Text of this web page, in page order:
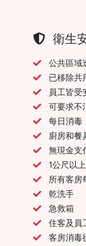
衛生
公共區域
已移除共
員工皆受
可要求不
每日消毒
廚房和餐
無現金支
1公尺以
所有客房
乾洗手
急救箱
住客及員
客房消毒